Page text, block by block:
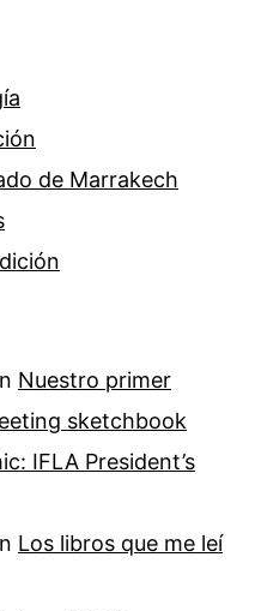
de Marrakech
Nuestro primer
sketchbook
IFLA President’s
Los libros que me leí